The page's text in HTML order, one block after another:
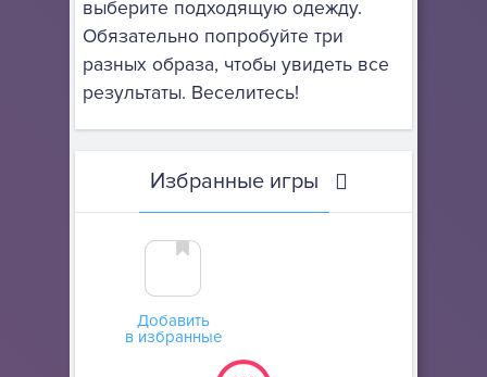
выберите подходящую одежду.
Обязательно попробуйте три
разных образа, чтобы увидеть все
результаты. Веселитесь!
Избранные игры
Добавить
в избранные